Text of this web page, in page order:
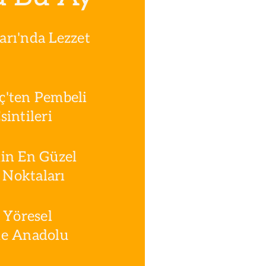
Lezzet
Pembeli
En Güzel
Anadolu